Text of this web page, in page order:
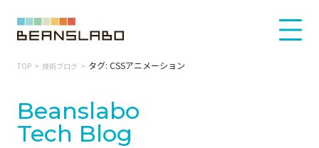
TOP 技術ブログ タグ: CSSアニメーション
Beanslabo
Tech Blog